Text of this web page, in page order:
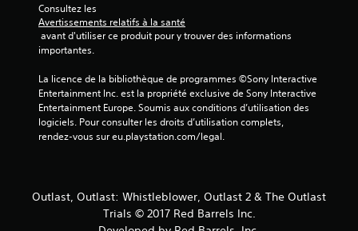
s
Consultez les
Avertissements relatifs à la santé
importantes.
La licence de la bibliothèque de programmes ©Sony Interactive
Entertainment Inc. est la propriété exclusive de Sony Interactive
Entertainment Europe. Soumis aux conditions d’utilisation des
logiciels. Pour consulter les droits d’utilisation complets,
rendez-vous sur eu.playstation.com/legal.
Outlast, Outlast: Whistleblower, Outlast 2 & The Outlast
Trials © 2017 Red Barrels Inc.